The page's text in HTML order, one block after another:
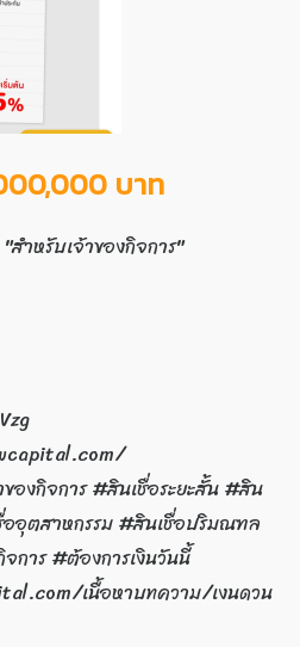
บาท
สำหรับเจ้าของกิจการ"
องกิจการ #สินเชื่อระยะสั้น #สิน
อุตสาหกรรม #สินเชื่อปริมณฑล
การ #ต้องการเงินวันนี้
เนื้อหาบทความ/เงนดวน